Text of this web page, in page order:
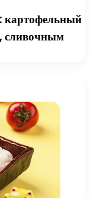
картофельный
сливочным